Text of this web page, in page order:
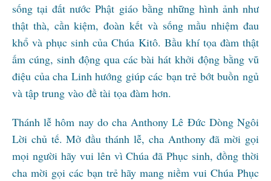
sống tại đất nước Phật giáo bằng những hình ảnh như
thật thà, cần kiệm, đoàn kết và sống mầu nhiệm đau
khổ và phục sinh của Chúa Kitô. Bầu khí tọa đàm thật
ấm cúng, sinh động qua các bài hát khởi động bằng vũ
điệu của cha Linh hướng giúp các bạn trẻ bớt buồn ngủ
và tập trung vào đề tài tọa đàm hơn.
Thánh lễ hôm nay do cha Anthony Lê Đức Dòng Ngôi
Lời chủ tế. Mở đầu thánh lễ, cha Anthony đã mời gọi
mọi người hãy vui lên vì Chúa đã Phục sinh, đồng thời
cha mời gọi các bạn trẻ hãy mang niềm vui Chúa Phục